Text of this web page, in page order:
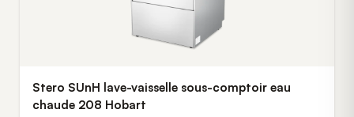
Stero SUnH lave-vaisselle sous-comptoir eau
chaude 208 Hobart